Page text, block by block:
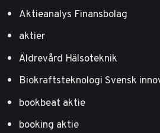
Aktieanalys Finansbolag
aktier
Äldrevård Hälsoteknik
Biokraftsteknologi Svensk
bookbeat aktie
booking aktie